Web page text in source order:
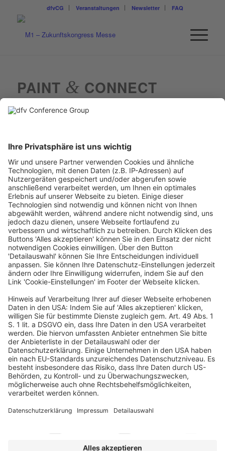
dfvCG Veranstaltungen Newsletter FAQ
PAINT & CONNECT
Weitere Informationen finden Sie unter:
https://paintandconnect.com/
Bäckerstraße 6
21244 Buchholz in der Nordheide
Kontakt
hello@paintandconnect.com
+49 (0)418 113 521 80
Ein Business-Event von
Exklusiver Kooperationspartner